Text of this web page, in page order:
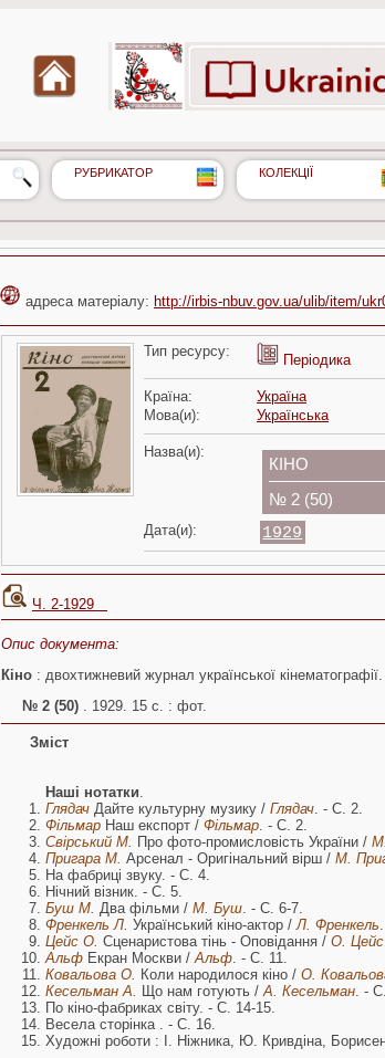
РУБРИКАТОР КОЛЕКЦІЇ
адреса матеріалу: http://irbis-nbuv.gov.ua/ulib/item/
Тип ресурсу:
Періодика
Країна:
Україна
Мова(и):
Українська
Назва(и):
КІНО
№ 2 (50)
Дата(и): 1929
Ч. 2-1929
Опис документа:
Кіно : двохтижневий журнал української
№ 2 (50) . 1929. 15 c. : фот.
Зміст
Наші нотатки.
Глядач Дайте культурну музику / Глядач. - С. 2.
Фільмар Наш експорт / Фільмар. - С. 2.
Свірський М. Про фото-промисловість України /
Пригара М. Арсенал - Оригінальний вірш / М.
На фабриці звуку. - С. 4.
Нічний візник. - С. 5.
Буш М. Два фільми / М. Буш. - С. 6-7.
Френкель Л. Український кіно-актор /Л. Френкель
Цейс О. Сценаристова тінь - Оповідання / О. Цейс
Альф Екран Москви /Альф. - С. 11.
Ковальова О. Коли народилося кіно / О.
Кесельман А. Що нам готують /А. Кесельман. -
По кіно-фабриках світу. - С. 14-15.
Весела сторінка . - С. 16.
Художні роботи : І. Ніжника, Ю. Кривдіна,